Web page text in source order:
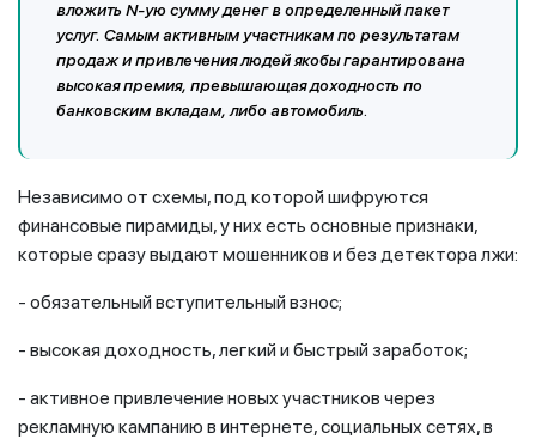
вложить N-ую сумму денег в определенный пакет
услуг. Самым активным участникам по результатам
продаж и привлечения людей якобы гарантирована
высокая премия, превышающая доходность по
банковским вкладам, либо автомобиль.
Независимо от схемы, под которой шифруются
финансовые пирамиды, у них есть основные признаки,
которые сразу выдают мошенников и без детектора лжи:
- обязательный вступительный взнос;
- высокая доходность, легкий и быстрый заработок;
- активное привлечение новых участников через
рекламную кампанию в интернете, социальных сетях, в